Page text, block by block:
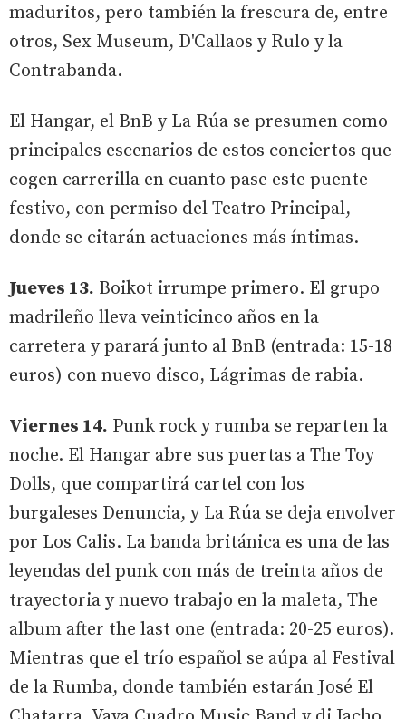
maduritos, pero también la frescura de, entre
otros, Sex Museum, D'Callaos y Rulo y la
Contrabanda.
El Hangar, el BnB y La Rúa se presumen como
principales escenarios de estos conciertos que
cogen carrerilla en cuanto pase este puente
festivo, con permiso del Teatro Principal,
donde se citarán actuaciones más íntimas.
Jueves 13. Boikot irrumpe primero. El grupo
madrileño lleva veinticinco años en la
carretera y parará junto al BnB (entrada: 15-18
euros) con nuevo disco, Lágrimas de rabia.
Viernes 14. Punk rock y rumba se reparten la
noche. El Hangar abre sus puertas a The Toy
Dolls, que compartirá cartel con los
burgaleses Denuncia, y La Rúa se deja envolver
por Los Calis. La banda británica es una de las
leyendas del punk con más de treinta años de
trayectoria y nuevo trabajo en la maleta, The
album after the last one (entrada: 20-25 euros).
Mientras que el trío español se aúpa al Festival
de la Rumba, donde también estarán José El